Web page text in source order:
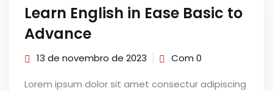
de Avaliação
Learn English in Ease Basic to
Advance
13 de novembro de 2023 Com 0
Lorem ipsum dolor sit amet consectur adipiscing